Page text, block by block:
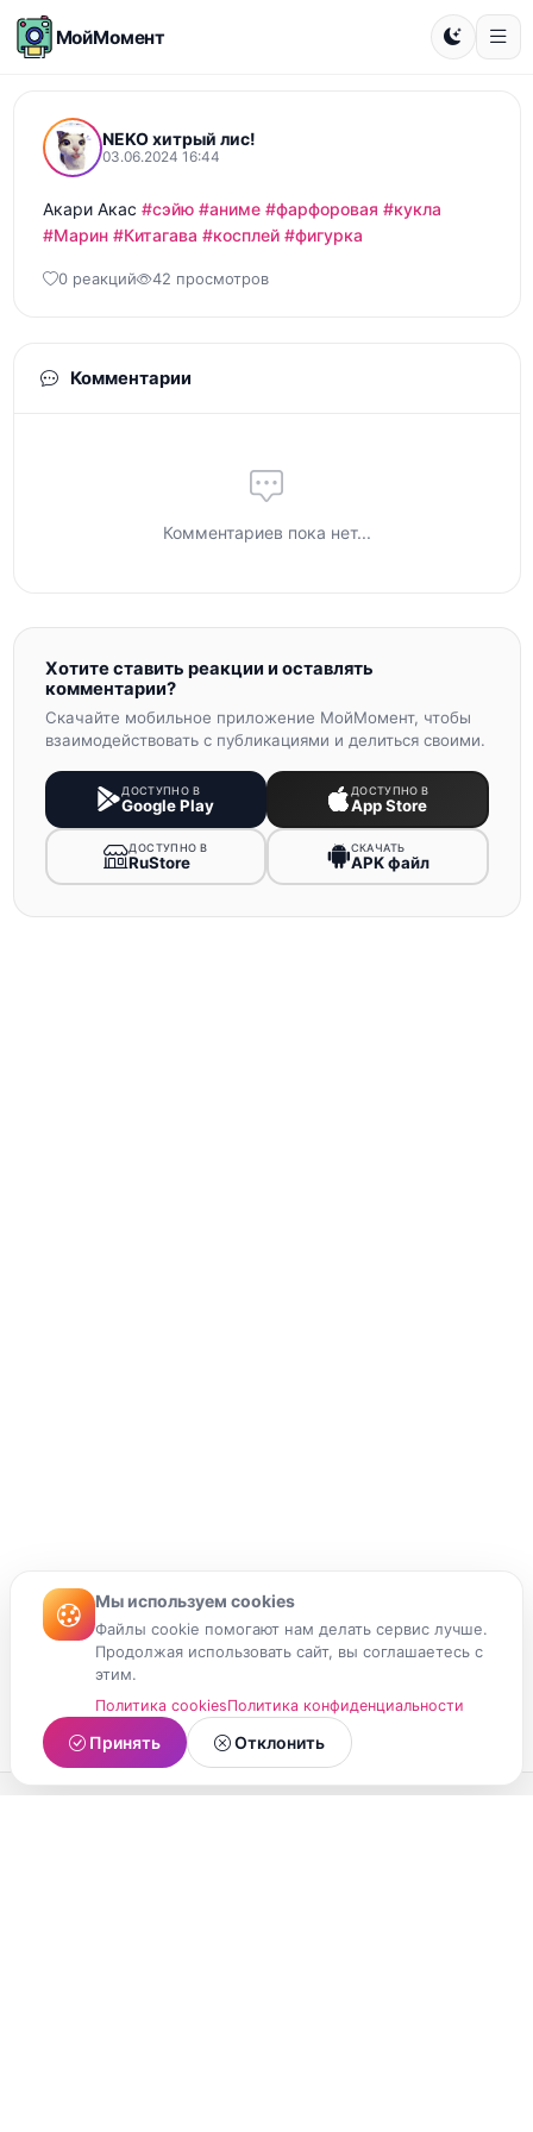
МойМомент
NEKO хитрый лис!
03.06.2024 16:44
Акари Акас #сэйю #аниме #фарфоровая #кукла
#Марин #Китагава #косплей #фигурка
0 реакций 42 просмотров
Комментарии
Комментариев пока нет...
Хотите ставить реакции и оставлять
комментарии?
Скачайте мобильное приложение МойМомент, чтобы
взаимодействовать с публикациями и делиться своими.
ДОСТУПНО В
Google Play
ДОСТУПНО В
App Store
ДОСТУПНО В
RuStore
СКАЧАТЬ
APK файл
Мы используем cookies
Файлы cookie помогают нам делать сервис лучше.
Продолжая использовать сайт, вы соглашаетесь с
этим.
Политика cookiesПолитика конфиденциальности
Принять Отклонить